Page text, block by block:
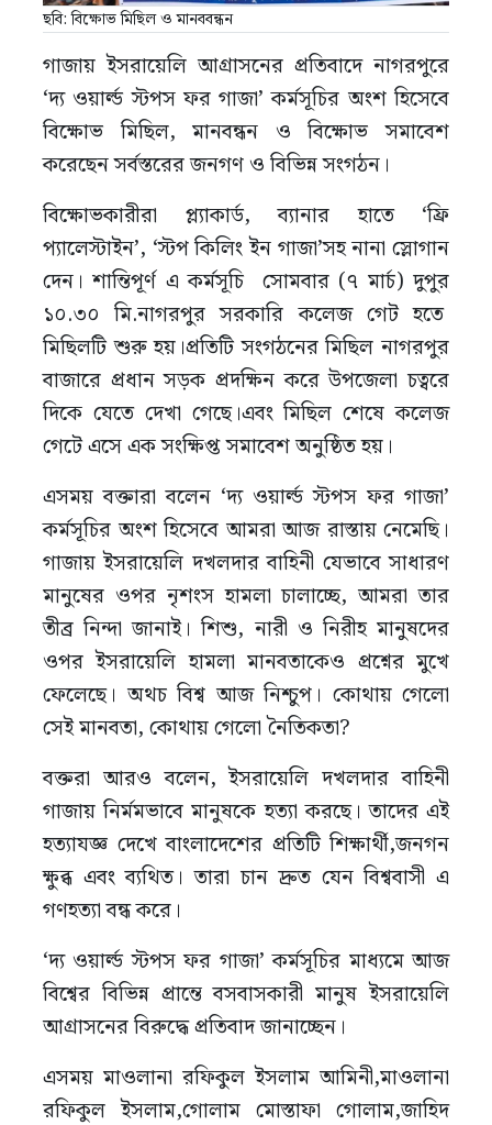
ছবি: বিক্ষোভ মিছিল ও মানববন্ধন
গাজায় ইসরায়েলি আগ্রাসনের প্রতিবাদে নাগরপুরে
‘দ্য ওয়ার্ল্ড স্টপস ফর গাজা’ কর্মসূচির অংশ হিসেবে
বিক্ষোভ মিছিল, মানবন্ধন ও বিক্ষোভ সমাবেশ
করেছেন সর্বস্তরের জনগণ ও বিভিন্ন সংগঠন।
বিক্ষোভকারীরা প্ল্যাকার্ড, ব্যানার হাতে ‘ফ্রি
প্যালেস্টাইন’, ‘স্টপ কিলিং ইন গাজা’সহ নানা স্লোগান
দেন। শান্তিপূর্ণ এ কর্মসূচি সোমবার (৭ মার্চ) দুপুর
১০.৩০ মি.নাগরপুর সরকারি কলেজ গেট হতে
মিছিলটি শুরু হয়।প্রতিটি সংগঠনের মিছিল নাগরপুর
বাজারে প্রধান সড়ক প্রদক্ষিন করে উপজেলা চত্বরে
দিকে যেতে দেখা গেছে।এবং মিছিল শেষে কলেজ
গেটে এসে এক সংক্ষিপ্ত সমাবেশ অনুষ্ঠিত হয়।
এসময় বক্তারা বলেন ‘দ্য ওয়ার্ল্ড স্টপস ফর গাজা’
কর্মসূচির অংশ হিসেবে আমরা আজ রাস্তায় নেমেছি।
গাজায় ইসরায়েলি দখলদার বাহিনী যেভাবে সাধারণ
মানুষের ওপর নৃশংস হামলা চালাচ্ছে, আমরা তার
তীব্র নিন্দা জানাই। শিশু, নারী ও নিরীহ মানুষদের
ওপর ইসরায়েলি হামলা মানবতাকেও প্রশ্নের মুখে
ফেলেছে। অথচ বিশ্ব আজ নিশ্চুপ। কোথায় গেলো
সেই মানবতা, কোথায় গেলো নৈতিকতা?
বক্তরা আরও বলেন, ইসরায়েলি দখলদার বাহিনী
গাজায় নির্মমভাবে মানুষকে হত্যা করছে। তাদের এই
হত্যাযজ্ঞ দেখে বাংলাদেশের প্রতিটি শিক্ষার্থী,জনগন
ক্ষুব্ধ এবং ব্যথিত। তারা চান দ্রুত যেন বিশ্ববাসী এ
গণহত্যা বন্ধ করে।
‘দ্য ওয়ার্ল্ড স্টপস ফর গাজা’ কর্মসূচির মাধ্যমে আজ
বিশ্বের বিভিন্ন প্রান্তে বসবাসকারী মানুষ ইসরায়েলি
আগ্রাসনের বিরুদ্ধে প্রতিবাদ জানাচ্ছেন।
এসময় মাওলানা রফিকুল ইসলাম আমিনী,মাওলানা
রফিকুল ইসলাম,গোলাম মোস্তাফা গোলাম,জাহিদ